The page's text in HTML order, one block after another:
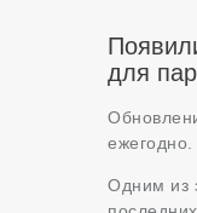
для
ежегодно.
Одним из